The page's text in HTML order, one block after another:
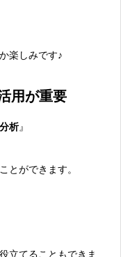
楽しみです♪
用が重要
析』
とができます。
立てることもできま